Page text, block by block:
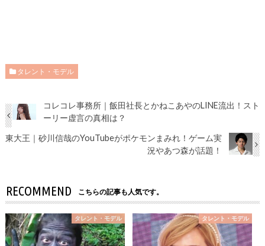
タレント・モデル
コレコレ事務所｜飯田社長とかねこあやのLINE流出！スト
ーリー虚言の真相は？
東大王｜砂川信哉のYouTubeがポケモンまみれ！ゲーム実
況やあつ森が話題！
RECOMMEND こちらの記事も人気です。
タレント・モデル タレント・モデル